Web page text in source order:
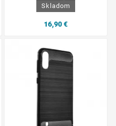
Skladom
16,90 €